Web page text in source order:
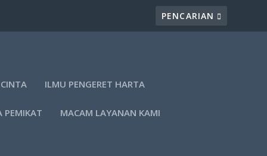
ILMU PENGERET HARTA
PEMIKAT MACAM LAYANAN KAMI